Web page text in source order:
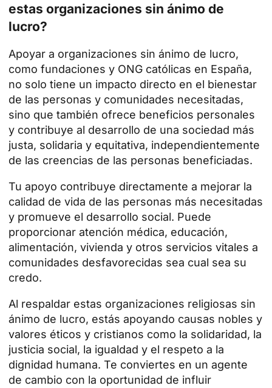
estas organizaciones sin ánimo de
lucro?
Apoyar a organizaciones sin ánimo de lucro,
como fundaciones y ONG católicas en España,
no solo tiene un impacto directo en el bienestar
de las personas y comunidades necesitadas,
sino que también ofrece beneficios personales
y contribuye al desarrollo de una sociedad más
justa, solidaria y equitativa, independientemente
de las creencias de las personas beneficiadas.
Tu apoyo contribuye directamente a mejorar la
calidad de vida de las personas más necesitadas
y promueve el desarrollo social. Puede
proporcionar atención médica, educación,
alimentación, vivienda y otros servicios vitales a
comunidades desfavorecidas sea cual sea su
credo.
Al respaldar estas organizaciones religiosas sin
ánimo de lucro, estás apoyando causas nobles y
valores éticos y cristianos como la solidaridad, la
justicia social, la igualdad y el respeto a la
dignidad humana. Te conviertes en un agente
de cambio con la oportunidad de influir